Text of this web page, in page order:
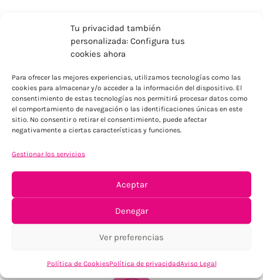
Tu privacidad también
personalizada: Configura tus
cookies ahora
Para ofrecer las mejores experiencias, utilizamos tecnologías como las
cookies para almacenar y/o acceder a la información del dispositivo. El
consentimiento de estas tecnologías nos permitirá procesar datos como
el comportamiento de navegación o las identificaciones únicas en este
sitio. No consentir o retirar el consentimiento, puede afectar
negativamente a ciertas características y funciones.
Gestionar los servicios
Aceptar
Denegar
Ver preferencias
Política de CookiesPolítica de privacidadAviso Legal
ENVÍOS ECONÓMICOS
Para Península, resto consultar
TU SATISFACCIÓN = LA NUESTRA
Tu confianza, nuestro objetivo